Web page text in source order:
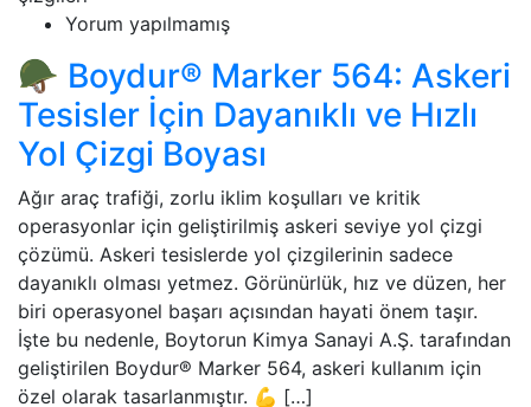
Yorum yapılmamış
🪖 Boydur® Marker 564: Askeri
Tesisler İçin Dayanıklı ve Hızlı
Yol Çizgi Boyası
Ağır araç trafiği, zorlu iklim koşulları ve kritik
operasyonlar için geliştirilmiş askeri seviye yol çizgi
çözümü. Askeri tesislerde yol çizgilerinin sadece
dayanıklı olması yetmez. Görünürlük, hız ve düzen, her
biri operasyonel başarı açısından hayati önem taşır.
İşte bu nedenle, Boytorun Kimya Sanayi A.Ş. tarafından
geliştirilen Boydur® Marker 564, askeri kullanım için
özel olarak tasarlanmıştır. 💪 […]